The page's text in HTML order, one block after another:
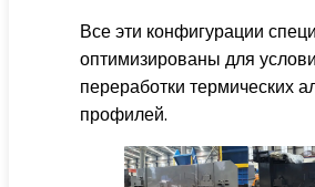
Все эти конфигурации
оптимизированы для
переработки термических
профилей.